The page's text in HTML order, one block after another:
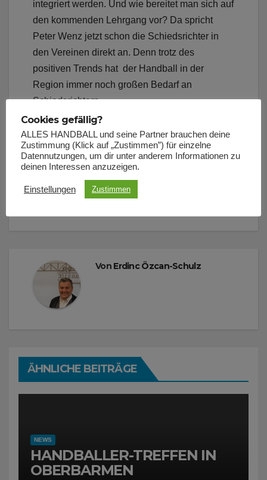
integriert werden. Und wie bereitet man sich auf
den kommenden Lehrgang vor? Da spricht
Peter Wenz jetzt schon die Schiedsrichter in
den Vereinen direkt an. Denn trotz des
positiven Trends hat der Handball in der
Region immer noch großen Bedarf an
Schiedsrichtern.
Beitragsnavigation
MAX RAMOTA
SAMMELT
Von Erdinc Özcan-Schulz
ÄHNLICHE BEITRÄGE
NEWS
HANDBALLER-TREFFEN IN
OBERBARMEN
Cookies gefällig?
ALLES HANDBALL und seine Partner brauchen deine
Zustimmung (Klick auf „Zustimmen”) für einzelne
Datennutzungen, um dir unter anderem Informationen zu
deinen Interessen anzuzeigen.
Einstellungen Zustimmen